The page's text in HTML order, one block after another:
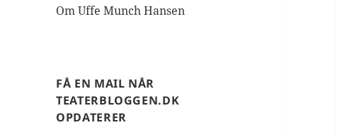
Om Uffe Munch Hansen
FÅ EN MAIL NÅR
TEATERBLOGGEN.DK
OPDATERER